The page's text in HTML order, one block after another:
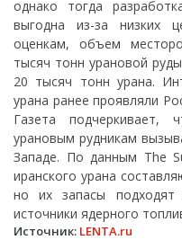
однако тогда
выгодна из-за низких
оценкам, объем
тысяч тонн урановой
20 тысяч тонн урана.
урана ранее проявляли
Газета подчеркивает,
урановым рудникам
Западе. По данным The
иранского урана
но их запасы
источники ядерного
Источник: LENTA.ru